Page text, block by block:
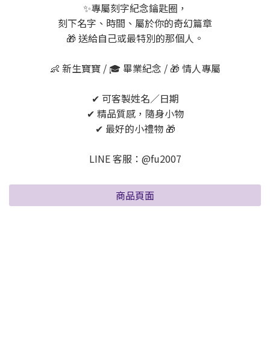
✨專屬刻字紀念鑰匙圈，
刻下名字、時間、屬於你的奇幻篇章
🎁 送給自己或最特別的那個人。
👶 新生寶寶 / 🎓 畢業紀念 / 🎁 情人專屬
✔ 可客製姓名／日期
✔ 精品質感，隨身小物
✔ 最好的小禮物 🎁
LINE 客服：@fu2007
商品頁面